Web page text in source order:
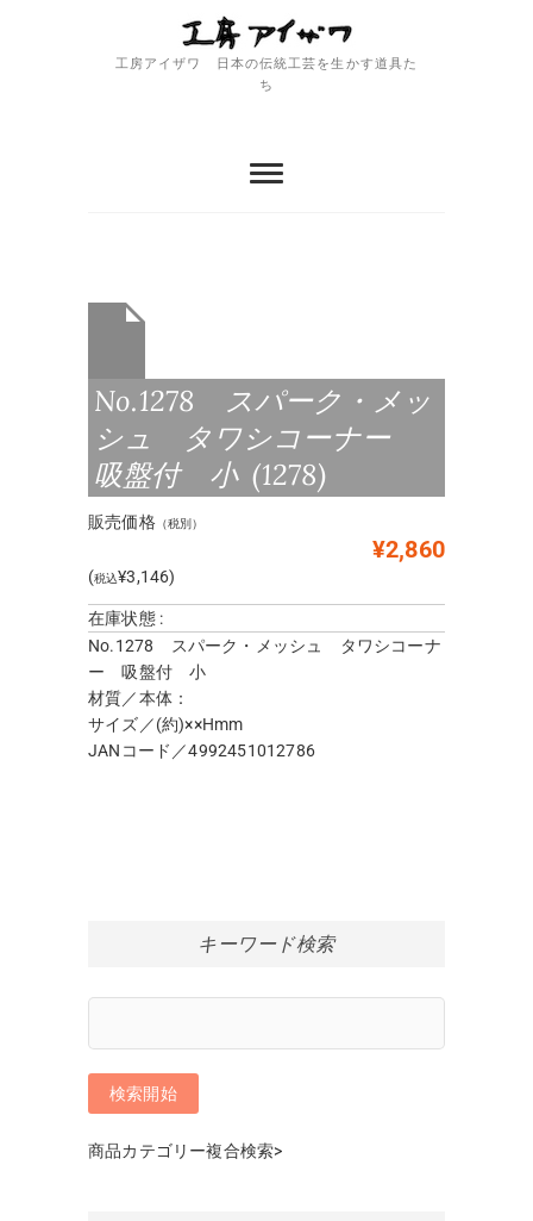
工房アイザワ 日本の伝統工芸を生かす道具た
ち
No.1278 スパーク・メッ
シュ タワシコーナー
吸盤付 小 (1278)
販売価格（税別）
¥2,860
(税込¥3,146)
在庫状態 :
No.1278 スパーク・メッシュ タワシコーナ
ー 吸盤付 小
材質／本体：
サイズ／(約)××Hmm
JANコード／4992451012786
キーワード検索
商品カテゴリー複合検索>